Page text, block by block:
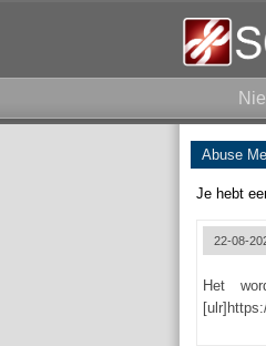
Abuse
Je hebt
22-08-
Het